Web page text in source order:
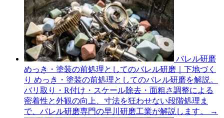
バレル研磨
めっき・塗装の前処理としてのバレル研磨｜下地づく
り めっき・塗装の前処理としてのバレル研磨を解説。
バリ取り・R付け・スケール除去・面粗さ調整による
密着性と外観の向上、寸法を狂わせない段階処理ま
で、バレル研磨専門の早川研磨工業が解説します。
→